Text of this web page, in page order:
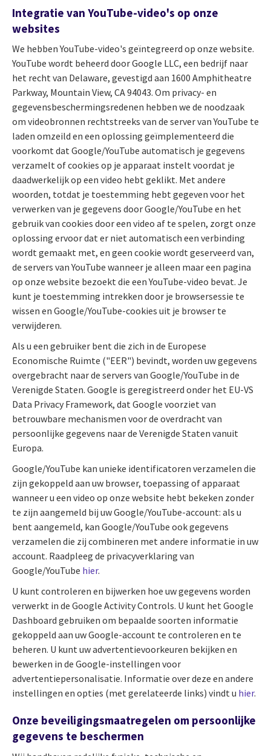
Integratie van YouTube-video's op onze
websites
We hebben YouTube-video's geïntegreerd op onze website.
YouTube wordt beheerd door Google LLC, een bedrijf naar
het recht van Delaware, gevestigd aan 1600 Amphitheatre
Parkway, Mountain View, CA 94043. Om privacy- en
gegevensbeschermingsredenen hebben we de noodzaak
om videobronnen rechtstreeks van de server van YouTube te
laden omzeild en een oplossing geïmplementeerd die
voorkomt dat Google/YouTube automatisch je gegevens
verzamelt of cookies op je apparaat instelt voordat je
daadwerkelijk op een video hebt geklikt. Met andere
woorden, totdat je toestemming hebt gegeven voor het
verwerken van je gegevens door Google/YouTube en het
gebruik van cookies door een video af te spelen, zorgt onze
oplossing ervoor dat er niet automatisch een verbinding
wordt gemaakt met, en geen cookie wordt geserveerd van,
de servers van YouTube wanneer je alleen maar een pagina
op onze website bezoekt die een YouTube-video bevat. Je
kunt je toestemming intrekken door je browsersessie te
wissen en Google/YouTube-cookies uit je browser te
verwijderen.
Als u een gebruiker bent die zich in de Europese
Economische Ruimte ("EER") bevindt, worden uw gegevens
overgebracht naar de servers van Google/YouTube in de
Verenigde Staten. Google is geregistreerd onder het EU-VS
Data Privacy Framework, dat Google voorziet van
betrouwbare mechanismen voor de overdracht van
persoonlijke gegevens naar de Verenigde Staten vanuit
Europa.
Google/YouTube kan unieke identificatoren verzamelen die
zijn gekoppeld aan uw browser, toepassing of apparaat
wanneer u een video op onze website hebt bekeken zonder
te zijn aangemeld bij uw Google/YouTube-account: als u
bent aangemeld, kan Google/YouTube ook gegevens
verzamelen die zij combineren met andere informatie in uw
account. Raadpleeg de privacyverklaring van
Google/YouTube hier.
U kunt controleren en bijwerken hoe uw gegevens worden
verwerkt in de Google Activity Controls. U kunt het Google
Dashboard gebruiken om bepaalde soorten informatie
gekoppeld aan uw Google-account te controleren en te
beheren. U kunt uw advertentievoorkeuren bekijken en
bewerken in de Google-instellingen voor
advertentiepersonalisatie. Informatie over deze en andere
instellingen en opties (met gerelateerde links) vindt u hier.
Onze beveiligingsmaatregelen om persoonlijke
gegevens te beschermen